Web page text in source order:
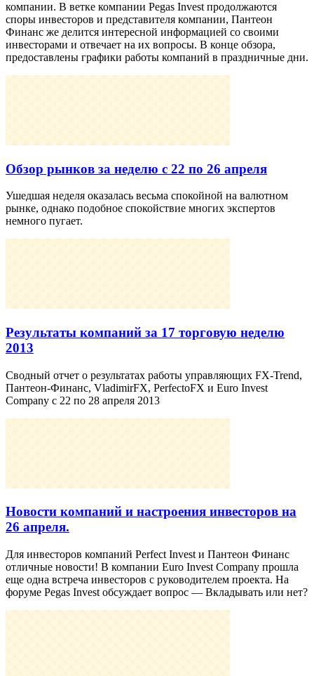
компании. В ветке компании Pegas Invest продолжаются
споры инвесторов и представителя компании, Пантеон
Финанс же делится интересной информацией со своими
инвесторами и отвечает на их вопросы. В конце обзора,
предоставлены графики работы компаний в праздничные дни.
Обзор рынков за неделю с 22 по 26 апреля
Ушедшая неделя оказалась весьма спокойной на валютном
рынке, однако подобное спокойствие многих экспертов
немного пугает.
Результаты компаний за 17 торговую неделю
2013
Сводный отчет о результатах работы управляющих FX-Trend,
Пантеон-Финанс, VladimirFX, PerfectoFX и Euro Invest
Company с 22 по 28 апреля 2013
Новости компаний и настроения инвесторов на
26 апреля.
Для инвесторов компаний Perfect Invest и Пантеон Финанс
отличные новости! В компании Euro Invest Company прошла
еще одна встреча инвесторов с руководителем проекта. На
форуме Pegas Invest обсуждает вопрос — Вкладывать или нет?